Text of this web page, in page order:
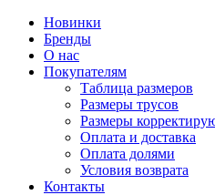
Новинки
Бренды
О нас
Покупателям
Таблица размеров
Размеры трусов
Размеры
Оплата и доставка
Оплата долями
Условия возврата
Контакты